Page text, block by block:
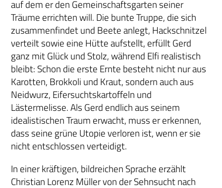
auf dem er den Gemeinschaftsgarten seiner
Träume errichten will. Die bunte Truppe, die sich
zusammenfindet und Beete anlegt, Hackschnitzel
verteilt sowie eine Hütte aufstellt, erfüllt Gerd
ganz mit Glück und Stolz, während Elfi realistisch
bleibt: Schon die erste Ernte besteht nicht nur aus
Karotten, Brokkoli und Kraut, sondern auch aus
Neidwurz, Eifersuchtskartoffeln und
Lästermelisse. Als Gerd endlich aus seinem
idealistischen Traum erwacht, muss er erkennen,
dass seine grüne Utopie verloren ist, wenn er sie
nicht entschlossen verteidigt.
In einer kräftigen, bildreichen Sprache erzählt
Christian Lorenz Müller von der Sehnsucht nach